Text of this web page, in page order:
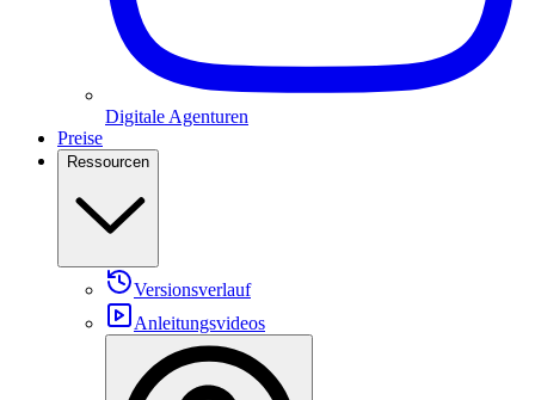
Digitale Agenturen
Preise
Ressourcen
Versionsverlauf
Anleitungsvideos